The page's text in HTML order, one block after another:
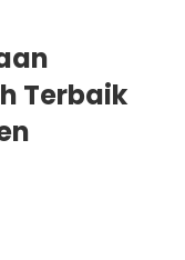
Terbaik